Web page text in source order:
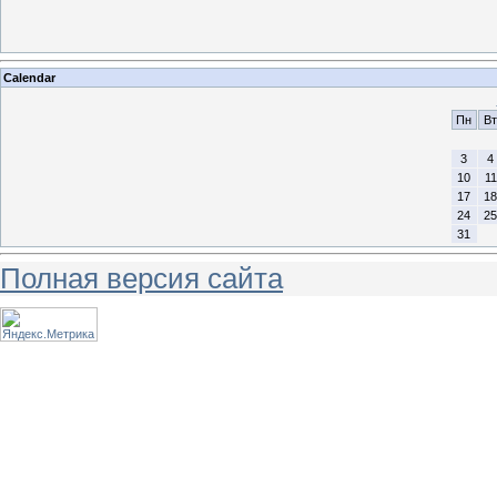
Calendar
Пн
Вт
3
4
10
11
17
18
24
25
31
Полная версия сайта